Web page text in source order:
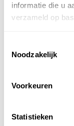
informatie die u
verzameld op
Noodzakelijk
Voorkeuren
Statistieken